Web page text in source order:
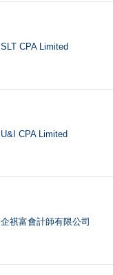
SLT CPA Limited
U&I CPA Limited
企祺富會計師有限公司